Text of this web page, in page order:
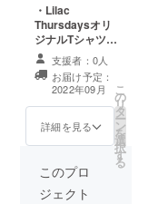
・Lilac
Thursdaysオリ
ジナルTシャツ
・Lilac
Thursdaysオリ
ジナルマグカッ
プ ・ステッカー
セット ・缶バッ
ジ ・手書きカー
支援者：0人
お届け予定：
2022年09月
詳細を見る
こ
の
リ
タ
ー
ン
を
選
択
す
る
このプロ
ジェクト